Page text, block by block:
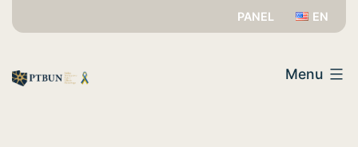
treści
PANEL EN
Menu